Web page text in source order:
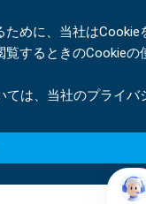
ために、当社はCookie
するときのCookieの
ては、当社のプライバ